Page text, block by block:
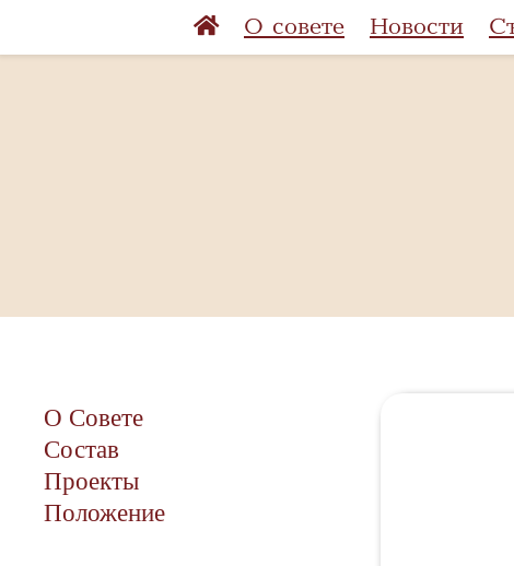
О совете Новости
О Совете
Состав
Проекты
Положение